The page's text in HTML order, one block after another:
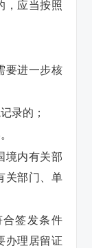
，应当按照
要进一步核
录的；
境内有关部
关部门、单
签发条件
办理居留证